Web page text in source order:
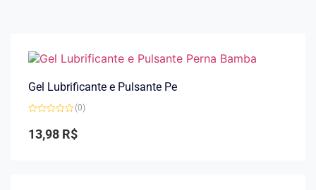
Gel Lubrificante e Pulsante Pe
0
de
(0)
13,98 R$